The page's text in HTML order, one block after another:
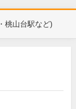
桃山台駅など)